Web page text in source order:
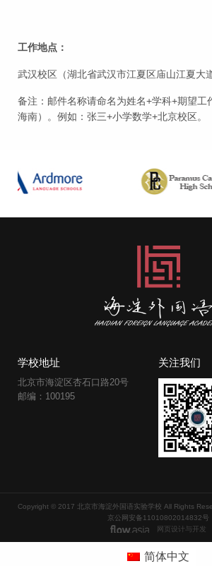
工作地点：
武汉校区（湖北省武汉市江夏区庙山江夏大
备注：邮件名称请命名为姓名+学科+期望工
海南）。例如：张三+小学数学+北京校区。
学校地址
北京市海淀区杏石口路20号
邮编：100195
关注我们
Copyright © 2017 北京市海淀外国语实验学校 All Rights
京公网安备11010802014832号
网页设计与开发
简体中文